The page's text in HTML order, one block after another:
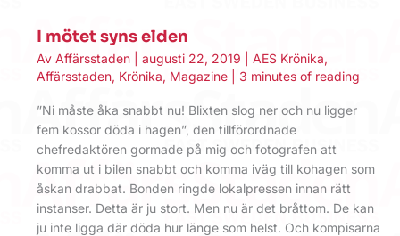
I mötet syns elden
Av Affärsstaden augusti 22, 2019 AES Krönika,
Affärsstaden, Krönika, Magazine 3 minutes of reading
”Ni måste åka snabbt nu! Blixten slog ner och nu ligger
fem kossor döda i hagen”, den tillförordnade
chefredaktören gormade på mig och fotografen att
komma ut i bilen snabbt och komma iväg till kohagen som
åskan drabbat. Bonden ringde lokalpressen innan rätt
instanser. Detta är ju stort. Men nu är det bråttom. De kan
ju inte ligga där döda hur länge som helst. Och kompisarna